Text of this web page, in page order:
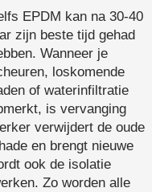
EPDM kan na 30-40
zijn beste tijd gehad
Wanneer je
loskomende
of waterinfiltratie
is vervanging
verwijdert de oude
en brengt nieuwe
ook de isolatie
Zo worden alle